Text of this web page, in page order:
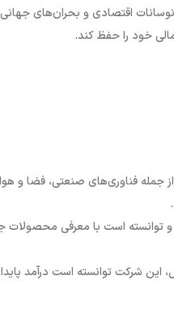
اقتصادی و بحران‌های
خود را حفظ کند.
جمله فناوری‌های صنعتی، فضا و
توانسته است با معرفی محصولات
این شرکت توانسته است درآمد